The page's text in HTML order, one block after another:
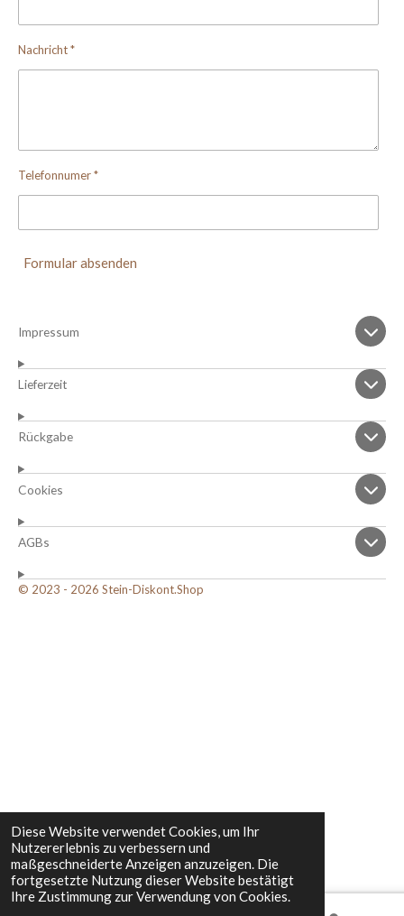
Diese Website verwendet Cookies, um Ihr
Nutzererlebnis zu verbessern und
maßgeschneiderte Anzeigen anzuzeigen. Die
fortgesetzte Nutzung dieser Website bestätigt
Ihre Zustimmung zur Verwendung von Cookies.
Nachricht *
Telefonnumer *
Formular absenden
Impressum
Lieferzeit
Rückgabe
Cookies
AGBs
© 2023 - 2026 Stein-Diskont.Shop